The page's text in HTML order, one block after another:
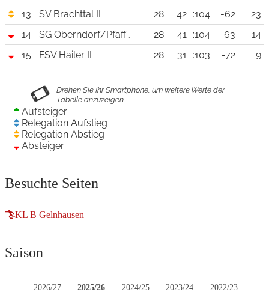
13. SV Brachttal II 28 42 :104 -62
23
14.
SG Oberndorf/Pfaffenhausen III 28 41 :104 -63
14
15.
FSV Hailer II 28 31 :103 -72 9
Aufsteiger
Relegation Aufstieg
Relegation Abstieg
Absteiger
Besuchte Seiten
KL B Gelnhausen
Saison
2026/27 2025/26 2024/25 2023/24 2022/23